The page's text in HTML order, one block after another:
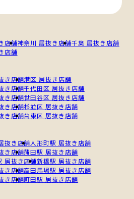
店舗神奈川 居抜き店舗千葉 居抜き店舗
店舗
き店舗港区 居抜き店舗
き店舗千代田区 居抜き店舗
き店舗世田谷区 居抜き店舗
き店舗杉並区 居抜き店舗
き店舗台東区 居抜き店舗
抜き店舗人形町駅 居抜き店舗
き店舗蒲田駅 居抜き店舗
居抜き店舗新橋駅 居抜き店舗
き店舗高田馬場駅 居抜き店舗
き店舗町田駅 居抜き店舗